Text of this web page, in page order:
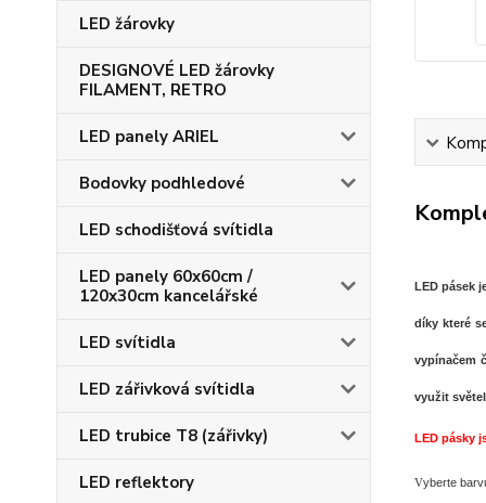
LED žárovky
DESIGNOVÉ LED žárovky
FILAMENT, RETRO
LED panely ARIEL
Bodovky podhledové
LED schodišťová svítidla
LED panely 60x60cm /
120x30cm kancelářské
LED svítidla
LED zářivková svítidla
LED trubice T8 (zářivky)
LED reflektory
LED pásek
díky které
vypínačem
využit
LED pásky
Vyberte